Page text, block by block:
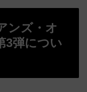
ンズ・オ
3弾につい